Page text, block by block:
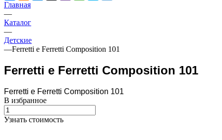
Главная
—
Каталог
—
Детские
—Ferretti e Ferretti Composition 101
Ferretti e Ferretti Composition 101
Ferretti e Ferretti Composition 101
В избранное
Узнать стоимость